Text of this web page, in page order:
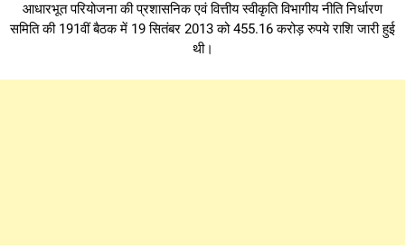
आधारभूत परियोजना की प्रशासनिक एवं वित्तीय स्वीकृति विभागीय नीति निर्धारण
समिति की 191वीं बैठक में 19 सितंबर 2013 को 455.16 करोड़ रुपये राशि जारी हुई
थी।